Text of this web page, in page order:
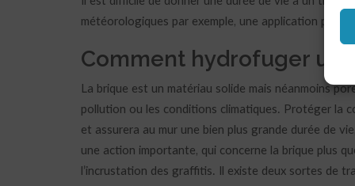
météorologiques par exemple, une application
Comment hydrofuger un
La brique est un matériau solide mais néanmoins
pollution ou les conditions climatiques. Protéger la
et assurera au mur une bien plus grande durée de
une action importante, qui concerne la brique plus
l’incrustation des graffitis. Il existe deux sortes de